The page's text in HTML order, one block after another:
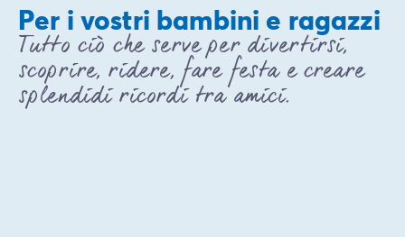
Per i vostri bambini e ragazzi
Tutto ciò che serve per divertirsi,
scoprire, ridere, fare festa e creare
splendidi ricordi tra amici.